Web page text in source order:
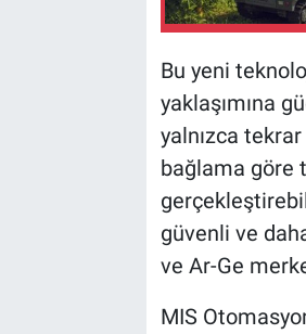
Bu yeni
yaklaşımına
yalnızca
bağlama göre
güvenli ve
ve Ar-Ge
MIS